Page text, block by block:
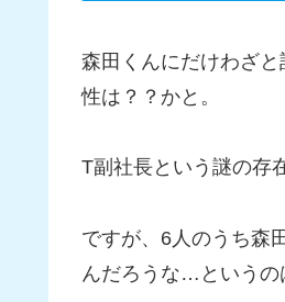
森田くんにだけわざ
性は？？かと。
T副社長という謎の存
ですが、6人のうち森
んだろうな…というの